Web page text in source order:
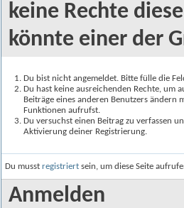
keine Rechte
könnte einer der
Du bist nicht angemeldet. Bitte fülle die
Du hast keine ausreichenden Rechte, um
Beiträge eines anderen Benutzers
Funktionen aufrufst.
Du versuchst einen Beitrag zu verfassen
Aktivierung deiner Registrierung.
Du musst registriert sein, um diese Seite
Anmelden